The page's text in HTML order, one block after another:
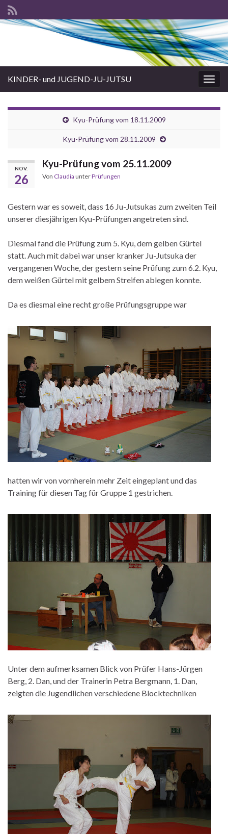
KINDER- und JUGEND-JU-JUTSU
Kyu-Prüfung vom 18.11.2009
Kyu-Prüfung vom 28.11.2009
NOV.
26
Kyu-Prüfung vom 25.11.2009
Von Claudia unterPrüfungen
Gestern war es soweit, dass 16 Ju-Jutsukas zum zweiten Teil
unserer diesjährigen Kyu-Prüfungen angetreten sind.
Diesmal fand die Prüfung zum 5. Kyu, dem gelben Gürtel
statt. Auch mit dabei war unser kranker Ju-Jutsuka der
vergangenen Woche, der gestern seine Prüfung zum 6.2. Kyu,
dem weißen Gürtel mit gelbem Streifen ablegen konnte.
Da es diesmal eine recht große Prüfungsgruppe war
hatten wir von vornherein mehr Zeit eingeplant und das
Training für diesen Tag für Gruppe 1 gestrichen.
Unter dem aufmerksamen Blick von Prüfer Hans-Jürgen
Berg, 2. Dan, und der Trainerin Petra Bergmann, 1. Dan,
zeigten die Jugendlichen verschiedene Blocktechniken